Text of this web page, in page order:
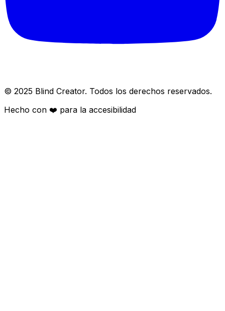
© 2025 Blind Creator. Todos los derechos reservados.
Hecho con ❤️ para la accesibilidad